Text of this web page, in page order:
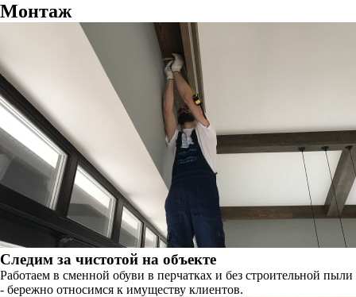
Монтаж
Следим за чистотой на объекте
Работаем в сменной обуви в перчатках и без строительной пыли
- бережно относимся к имуществу клиентов.